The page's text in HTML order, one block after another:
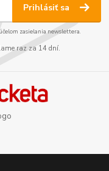
Prihlásiť sa
zasielania newslettera.
raz za 14 dní.